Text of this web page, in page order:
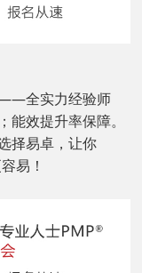
全实力经验师
效提升率保障。
择易卓，让你
易！